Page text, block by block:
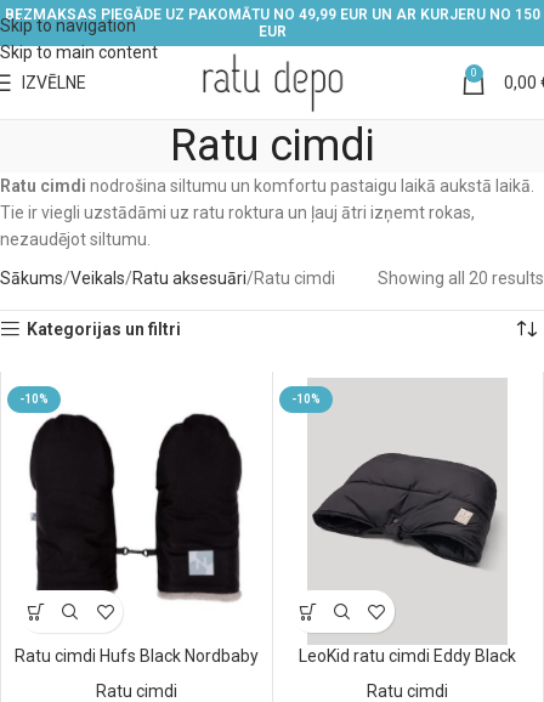
Skip to navigation
Skip to main content
BEZMAKSAS PIEGĀDE UZ PAKOMĀTU NO 49,99 EUR UN AR KURJERU NO 150
EUR
IZVĒLNE 0 0,00
Ratu cimdi
Ratu cimdi nodrošina siltumu un komfortu pastaigu laikā aukstā laikā.
Tie ir viegli uzstādāmi uz ratu roktura un ļauj ātri izņemt rokas,
nezaudējot siltumu.
Sākums Veikals Ratu aksesuāri Ratu cimdi Showing all 20 results
Kategorijas un filtri
-10%
Ratu cimdi Hufs Black Nordbaby
Ratu cimdi
-10%
LeoKid ratu cimdi Eddy Black
Ratu cimdi